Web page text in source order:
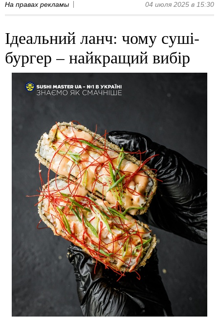
На правах рекламы 04 июля 2025 в 15:30
Ідеальний ланч: чому суші-
бургер – найкращий вибір